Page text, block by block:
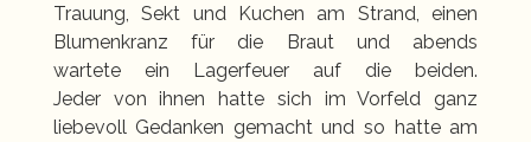
Trauung, Sekt und Kuchen am Strand, einen
Blumenkranz für die Braut und abends
wartete ein Lagerfeuer auf die beiden.
Jeder von ihnen hatte sich im Vorfeld ganz
liebevoll Gedanken gemacht und so hatte am